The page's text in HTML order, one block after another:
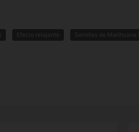
Efecto relajante Semillas de Marihuana